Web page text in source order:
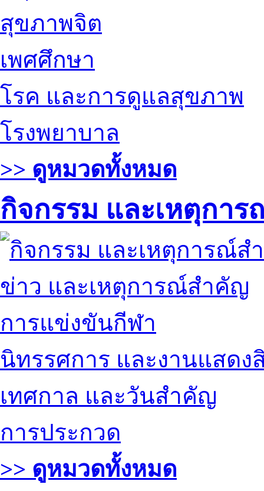
สุขภาพจิต
เพศศึกษา
โรค และการดูแลสุขภาพ
โรงพยาบาล
>> ดูหมวดทั้งหมด
กิจกรรม และเหตุกา
ข่าว และเหตุการณ์สำคัญ
การแข่งขันกีฬา
นิทรรศการ และงานแสดง
เทศกาล และวันสำคัญ
การประกวด
>> ดูหมวดทั้งหมด